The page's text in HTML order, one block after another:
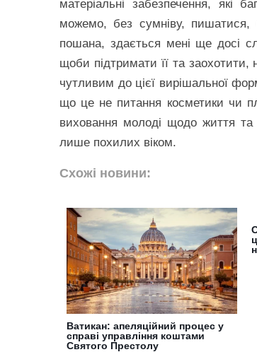
матеріальні забезпечення, які
можемо, без сумніву, пишатися,
пошана, здається мені ще досі
щоби підтримати її та
чутливим до цієї вирішальної
що це не питання косметики чи
виховання молоді щодо життя
лише похилих віком.
Схожі новини:
Ватикан: апеляційний процес у
справі управління коштами
Святого Престолу